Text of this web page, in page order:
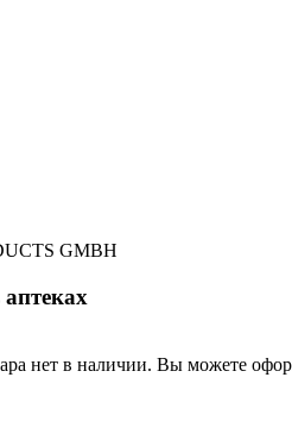
GMBH
нет в наличии. Вы можете